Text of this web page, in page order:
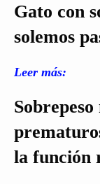
Gato con
solemos
Leer más:
la función